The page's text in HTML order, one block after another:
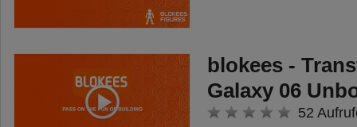
km/h in die Kurven und führen
Nach 5 Min. Inaktivität wechselt
das Spielzeug-Auto automatisch
in den Sleep-Modus.
blokees -
Galaxy 06
52